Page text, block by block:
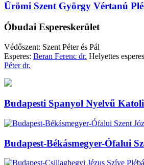
Ürömi Szent György Vértanú
Óbudai Espereskerület
Védőszent: Szent Péter és Pál
Esperes: Beran Ferenc dr. Helyettes
Péter dr.
Budapesti Spanyol Nyelvű
Budapest-Békásmegyer-Ófalui